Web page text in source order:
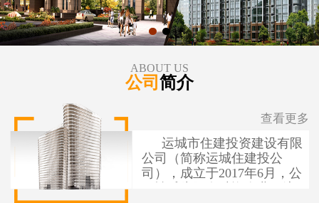
招标公告
项目展示
ABOUT US
公司 简介
运城市住建投资建设有限
公司（简称运城住建投公
司），成立于2017年6月，公
查看更多